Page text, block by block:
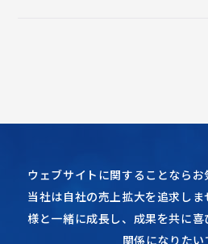
ウェブサイトに関することならお
当社は自社の売上拡大を追求し
様と一緒に成長し、成果を共に
関係になりたい